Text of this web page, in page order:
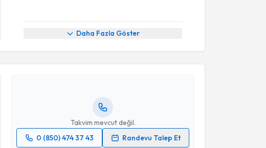
Daha Fazla Göster
Takvim mevcut değil.
0 (850) 474 37 43
Randevu Talep Et
Randevu Takvimi Talebi
Doç. Dr. Arsal Acarbaşiçin randevu takvimi talebi oluşturun.
Size bu uzmandan randevu almanız için bir takvim